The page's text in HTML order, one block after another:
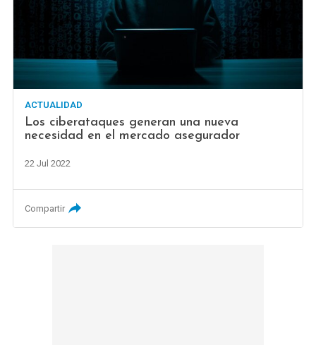
ACTUALIDAD
Los ciberataques generan una nueva
necesidad en el mercado asegurador
22 Jul 2022
Compartir